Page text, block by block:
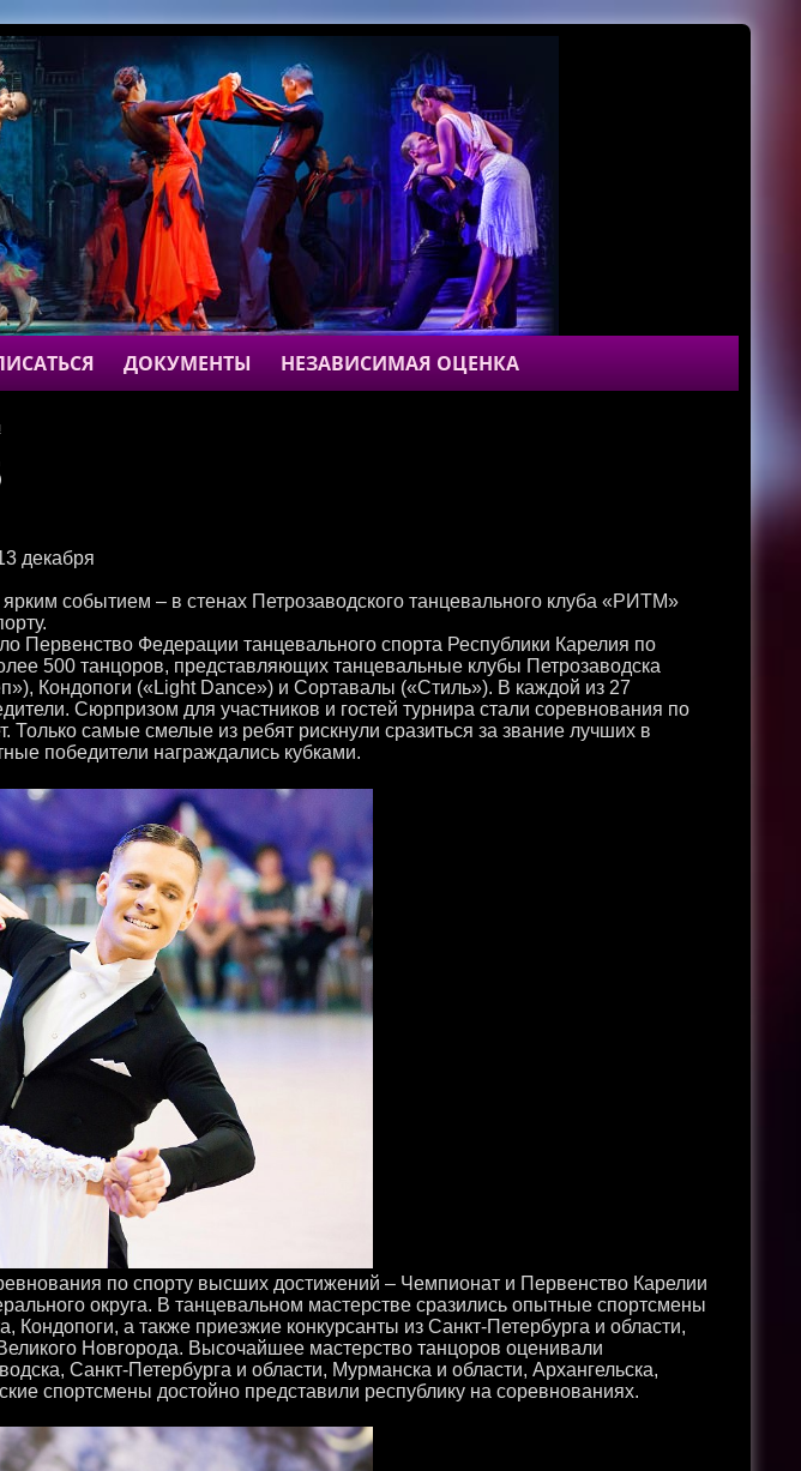
ДОКУМЕНТЫ НЕЗАВИСИМАЯ ОЦЕНКА
декабря
событием – в стенах Петрозаводского танцевального клуба «РИТМ»
Первенство Федерации танцевального спорта Республики Карелия по
500 танцоров, представляющих танцевальные клубы Петрозаводска
Кондопоги («Light Dance») и Сортавалы («Стиль»). В каждой из 27
Сюрпризом для участников и гостей турнира стали соревнования по
Только самые смелые из ребят рискнули сразиться за звание лучших в
победители награждались кубками.
по спорту высших достижений – Чемпионат и Первенство Карелии
округа. В танцевальном мастерстве сразились опытные спортсмены
Кондопоги, а также приезжие конкурсанты из Санкт-Петербурга и области,
Новгорода. Высочайшее мастерство танцоров оценивали
Санкт-Петербурга и области, Мурманска и области, Архангельска,
спортсмены достойно представили республику на соревнованиях.